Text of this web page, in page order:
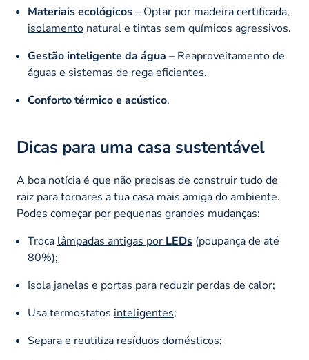
Materiais ecológicos– Optar por madeira certificada,
isolamento natural e tintas sem químicos agressivos.
Gestão inteligente da água – Reaproveitamento de
águas e sistemas de rega eficientes.
Conforto térmico e acústico.
Dicas para uma casa sustentável
A boa notícia é que não precisas de construir tudo de
raiz para tornares a tua casa mais amiga do ambiente.
Podes começar por pequenas grandes mudanças:
Troca lâmpadas antigas por LEDs (poupança de até
80%);
Isola janelas e portas para reduzir perdas de calor;
Usa termostatos inteligentes;
Separa e reutiliza resíduos domésticos;